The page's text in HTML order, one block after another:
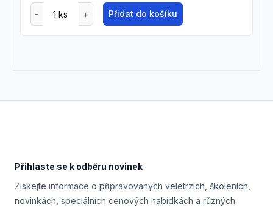
Přidat do košíku
Přihlaste se k odběru novinek
Získejte informace o připravovaných veletrzích, školeních,
novinkách, speciálních cenových nabídkách a různých